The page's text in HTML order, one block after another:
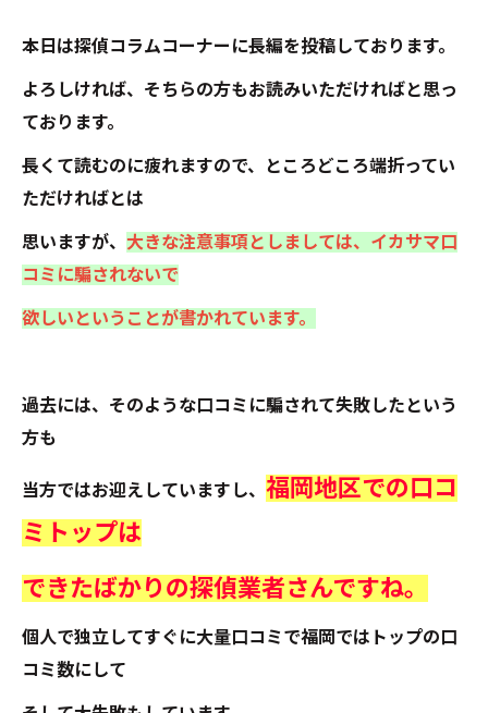
本日は探偵コラムコーナーに長編を投稿しております。
よろしければ、そちらの方もお読みいただければと思っ
ております。
長くて読むのに疲れますので、ところどころ端折ってい
ただければとは
思いますが、 大きな注意事項としましては、イカサマ口
コミに騙されないで
欲しいということが書かれています。
過去には、そのような口コミに騙されて失敗したという
方も
当方ではお迎えしていますし、 福岡地区での口コ
ミトップは
できたばかりの探偵業者さんですね。
個人で独立してすぐに大量口コミで福岡ではトップの口
コミ数にして